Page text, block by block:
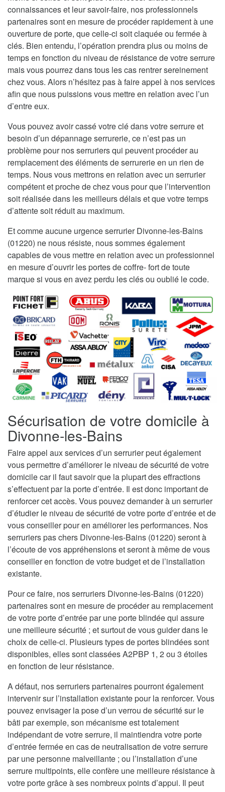
connaissances et leur savoir-faire, nos professionnels
partenaires sont en mesure de procéder rapidement à une
ouverture de porte, que celle-ci soit claquée ou fermée à
clés. Bien entendu, l’opération prendra plus ou moins de
temps en fonction du niveau de résistance de votre serrure
mais vous pourrez dans tous les cas rentrer sereinement
chez vous. Alors n’hésitez pas à faire appel à nos services
afin que nous puissions vous mettre en relation avec l’un
d’entre eux.
Vous pouvez avoir cassé votre clé dans votre serrure et
besoin d’un dépannage serrurerie, ce n’est pas un
problème pour nos serruriers qui peuvent procéder au
remplacement des éléments de serrurerie en un rien de
temps. Nous vous mettrons en relation avec un serrurier
compétent et proche de chez vous pour que l’intervention
soit réalisée dans les meilleurs délais et que votre temps
d’attente soit réduit au maximum.
Et comme aucune urgence serrurier Divonne-les-Bains
(01220) ne nous résiste, nous sommes également
capables de vous mettre en relation avec un professionnel
en mesure d’ouvrir les portes de coffre- fort de toute
marque si vous en avez perdu les clés ou oublié le code.
Sécurisation de votre domicile à
Divonne-les-Bains
Faire appel aux services d’un serrurier peut également
vous permettre d’améliorer le niveau de sécurité de votre
domicile car il faut savoir que la plupart des effractions
s’effectuent par la porte d’entrée. Il est donc important de
renforcer cet accès. Vous pouvez demander à un serrurier
d’étudier le niveau de sécurité de votre porte d’entrée et de
vous conseiller pour en améliorer les performances. Nos
serruriers pas chers Divonne-les-Bains (01220) seront à
l’écoute de vos appréhensions et seront à même de vous
conseiller en fonction de votre budget et de l’installation
existante.
Pour ce faire, nos serruriers Divonne-les-Bains (01220)
partenaires sont en mesure de procéder au remplacement
de votre porte d’entrée par une porte blindée qui assure
une meilleure sécurité ; et surtout de vous guider dans le
choix de celle-ci. Plusieurs types de portes blindées sont
disponibles, elles sont classées A2PBP 1, 2 ou 3 étoiles
en fonction de leur résistance.
A défaut, nos serruriers partenaires pourront également
intervenir sur l’installation existante pour la renforcer. Vous
pouvez envisager la pose d’un verrou de sécurité sur le
bâti par exemple, son mécanisme est totalement
indépendant de votre serrure, il maintiendra votre porte
d’entrée fermée en cas de neutralisation de votre serrure
par une personne malveillante ; ou l’installation d’une
serrure multipoints, elle confère une meilleure résistance à
votre porte grâce à ses nombreux points d’appui. Il peut